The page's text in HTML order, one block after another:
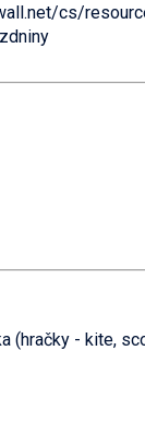
cs/
(hračky - kite,